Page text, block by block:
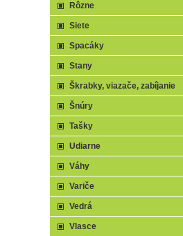
Rôzne
Siete
Spacáky
Stany
Škrabky, viazače, zabíjanie
Šnúry
Tašky
Udiarne
Váhy
Variče
Vedrá
Vlasce